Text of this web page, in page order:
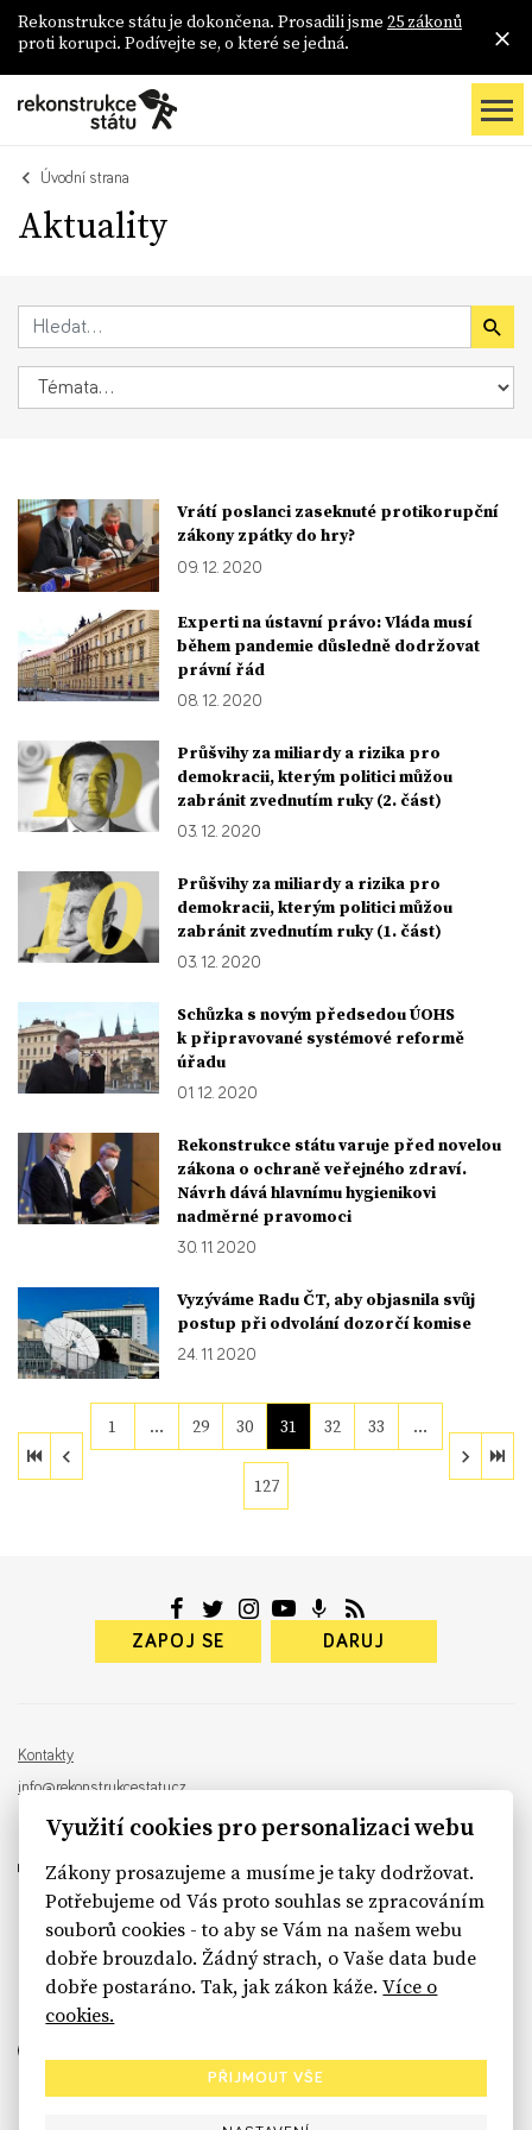
Rekonstrukce státu je dokončena. Prosadili jsme 25 zákonů
proti korupci. Podívejte se, o které se jedná.
Úvodní strana
Aktuality
Vrátí poslanci zaseknuté protikorupční
zákony zpátky do hry?
09. 12. 2020
Experti na ústavní právo: Vláda musí
během pandemie důsledně dodržovat
právní řád
08. 12. 2020
Průšvihy za miliardy a rizika pro
demokracii, kterým politici můžou
zabránit zvednutím ruky (2. část)
03. 12. 2020
Průšvihy za miliardy a rizika pro
demokracii, kterým politici můžou
zabránit zvednutím ruky (1. část)
03. 12. 2020
Schůzka s novým předsedou ÚOHS
k připravované systémové reformě
úřadu
01. 12. 2020
Rekonstrukce státu varuje před novelou
zákona o ochraně veřejného zdraví.
Návrh dává hlavnímu hygienikovi
nadměrné pravomoci
30. 11. 2020
Vyzýváme Radu ČT, aby objasnila svůj
postup při odvolání dozorčí komise
24. 11. 2020
1 … 29 30 31 32 33 …
127
ZAPOJ SE DARUJ
Kontakty
info@rekonstrukcestatu.cz
Návrh a vývoj: Sinfin , ilustrace:
sinfin.digital
Využití cookies pro personalizaci webu
Zákony prosazujeme a musíme je taky dodržovat.
Potřebujeme od Vás proto souhlas se zpracováním
souborů cookies - to aby se Vám na našem webu
dobře brouzdalo. Žádný strach, o Vaše data bude
dobře postaráno. Tak, jak zákon káže.Více o
cookies.
PŘIJMOUT VŠE